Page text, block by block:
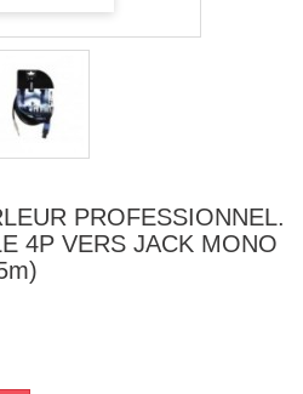
PROFESSIONNEL.
4P VERS JACK MONO